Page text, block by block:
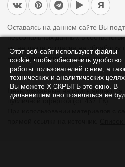
Я
Оставаясь на данном сайте Вы
персональных данных в
вы не даете согласия на
необходимо покинуть наш сайт.
Цены указанные на сайте
публичной офертой (ст. 437 ГК).
Этот веб-сайт используют файлы
cookie, чтобы обеспечить удобство
работы пользователей с ним, а
технических и аналитических
Вы можете Х СКРЫТЬ это окно. В
дальнейшем оно появляться не